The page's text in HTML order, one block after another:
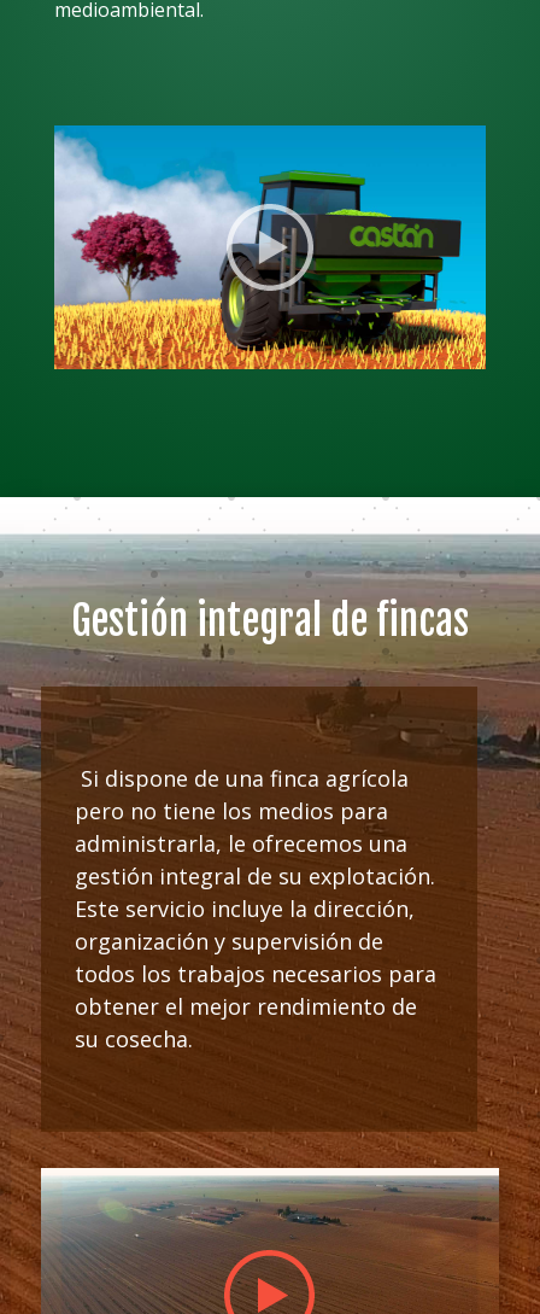
medioambiental.
Gestión integral de fincas
Si dispone de una finca agrícola
pero no tiene los medios para
administrarla, le ofrecemos una
gestión integral de su explotación.
Este servicio incluye la dirección,
organización y supervisión de
todos los trabajos necesarios para
obtener el mejor rendimiento de
su cosecha.